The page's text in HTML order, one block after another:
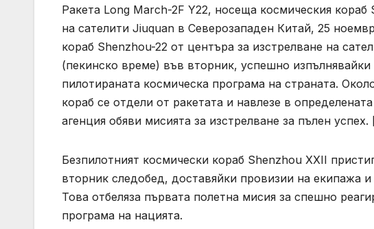
Ракета Long March-2F Y22, носеща космическия кораб
на сателити Jiuquan в Северозападен Китай, 25
кораб Shenzhou-22 от центъра за изстрелване на
(пекинско време) във вторник, успешно
пилотираната космическа програма на страната.
кораб се отдели от ракетата и навлезе в
агенция обяви мисията за изстрелване за пълен
Безпилотният космически кораб Shenzhou XXII
вторник следобед, доставяйки провизии на екипажа
Това отбеляза първата полетна мисия за спешно
програма на нацията.